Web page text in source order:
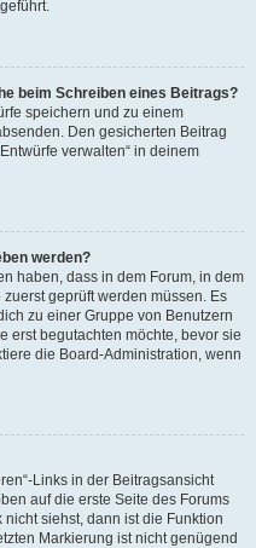
beim Schreiben eines Beitrags?
speichern und zu einem
Den gesicherten Beitrag
verwalten“ in deinem
werden?
haben, dass in dem Forum, in dem
geprüft werden müssen. Es
zu einer Gruppe von Benutzern
erst begutachten möchte, bevor sie
die Board-Administration, wenn
Links in der Beitragsansicht
auf die erste Seite des Forums
siehst, dann ist die Funktion
Markierung ist nicht genügend